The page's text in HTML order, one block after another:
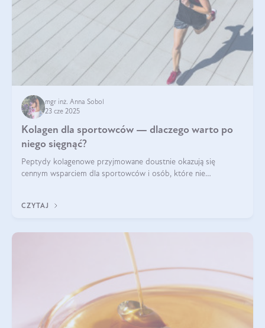
mgr inż. Anna Sobol
23 cze 2025
Kolagen dla sportowców — dlaczego warto po
niego sięgnąć?
Peptydy kolagenowe przyjmowane doustnie okazują się
cennym wsparciem dla sportowców i osób, które nie
CZYTAJ